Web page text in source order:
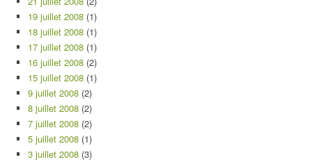
19 juillet 2008 (1)
18 juillet 2008 (1)
17 juillet 2008 (1)
16 juillet 2008 (2)
15 juillet 2008 (1)
9 juillet 2008 (2)
8 juillet 2008 (2)
7 juillet 2008 (2)
5 juillet 2008 (1)
3 juillet 2008 (3)